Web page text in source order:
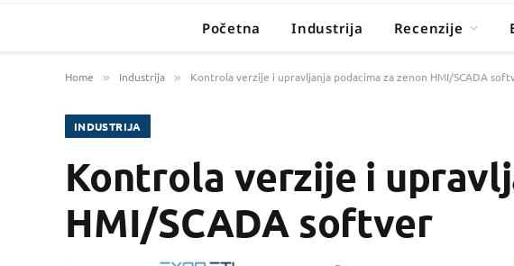
Početna Industrija Recenzije
Home » Industrija » Kontrola verzije i upravljanja podacima za zenon HMI/SCADA
INDUSTRIJA
Kontrola verzije i
HMI/SCADA softver